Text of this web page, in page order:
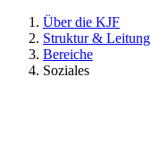
Über die KJF
Struktur & Leitung
Bereiche
Soziales